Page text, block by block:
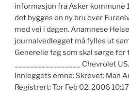
informasjon fra Asker kommune
det bygges en ny bru over
med vei i dagen. Anamnese
journalvedlegget må fylles ut
Generelle fag som skal sørge for
_________________ Chevrolet
Innleggets emne: Skrevet: Man
Registrert: Tor Feb 02, 2006